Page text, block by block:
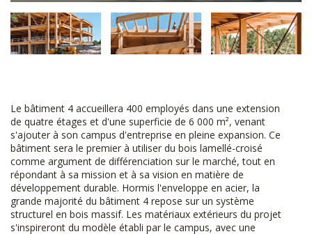
Le bâtiment 4 accueillera 400 employés dans une extension
de quatre étages et d'une superficie de 6 000 m², venant
s'ajouter à son campus d'entreprise en pleine expansion. Ce
bâtiment sera le premier à utiliser du bois lamellé-croisé
comme argument de différenciation sur le marché, tout en
répondant à sa mission et à sa vision en matière de
développement durable. Hormis l'enveloppe en acier, la
grande majorité du bâtiment 4 repose sur un système
structurel en bois massif. Les matériaux extérieurs du projet
s'inspireront du modèle établi par le campus, avec une